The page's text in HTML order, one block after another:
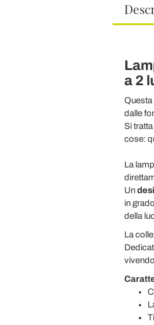
a 2
Questa
dalle
Si
cose:
La
Un
in
della
La